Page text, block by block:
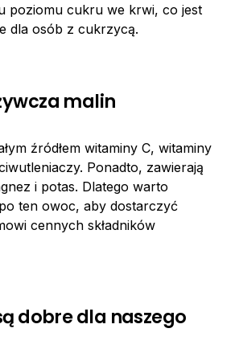
poziomu cukru we krwi, co jest
dla osób z cukrzycą.
malin
źródłem witaminy C, witaminy
Ponadto, zawierają
i potas. Dlatego warto
ten owoc, aby dostarczyć
cennych składników
dobre dla naszego